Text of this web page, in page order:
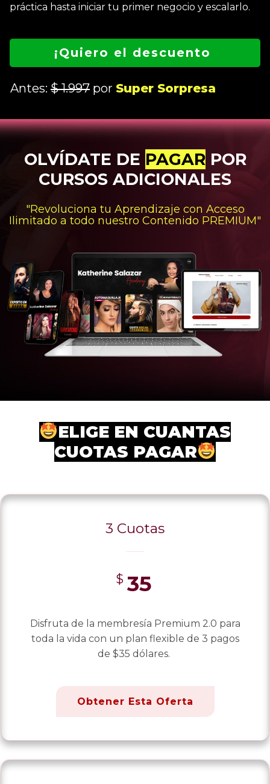
práctica hasta iniciar tu primer negocio y escalarlo.
¡Quiero el descuento
Antes: $ 1.997 por Super Sorpresa
OLVÍDATE DE PAGARPOR
CURSOS ADICIONALES
"Revoluciona tu Aprendizaje con Acceso
Ilimitado a todo nuestro Contenido PREMIUM"
ELIGE EN CUANTAS
CUOTAS PAGAR
3 Cuotas
$ 35
Disfruta de la membresía Premium 2.0 para
toda la vida con un plan flexible de 3 pagos
de $35 dólares.
Obtener Esta Oferta